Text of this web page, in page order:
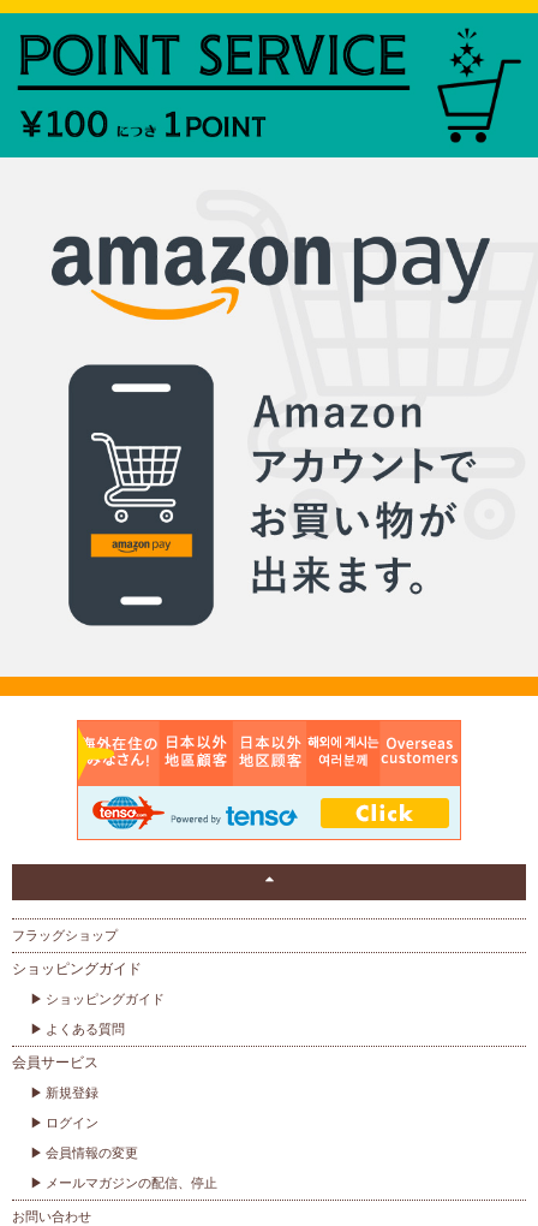
フラッグショップ
ショッピングガイド
ショッピングガイド
よくある質問
会員サービス
新規登録
ログイン
会員情報の変更
メールマガジンの配信、停止
お問い合わせ